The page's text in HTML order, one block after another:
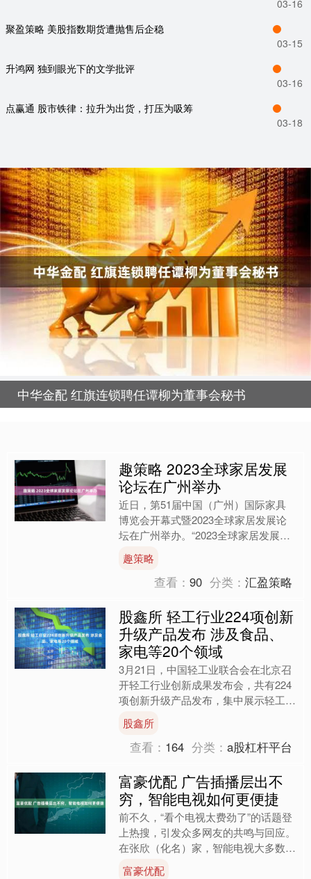
03-16
聚盈策略 美股指数期货遭抛售后企稳
03-15
升鸿网 独到眼光下的文学批评
03-16
点赢通 股市铁律：拉升为出货，打压为吸筹
03-18
中华金配 红旗连锁聘任谭柳为董事会秘书
趣策略 2023全球家居发展
论坛在广州举办
近日，第51届中国（广州）国际家具
博览会开幕式暨2023全球家居发展论
坛在广州举办。“2023全球家居发展论
坛”旨在把握家居产业创新和消费创新
双提升的时代机遇，....
趣策略
查看：90 分类：汇盈策略
股鑫所 轻工行业224项创新
升级产品发布 涉及食品、
家电等20个领域
3月21日，中国轻工业联合会在北京召
开轻工行业创新成果发布会，共有224
项创新升级产品发布，集中展示轻工业
创新丰富消费品供给的最新成果，以优
质供给助力消费升级，....
股鑫所
查看： 164 分类：a股杠杆平台
富豪优配 广告插播层出不
穷，智能电视如何更便捷
前不久，“看个电视太费劲了”的话题登
上热搜，引发众多网友的共鸣与回应。
在张欣（化名）家，智能电视大多数时
间都是一台“闲置电器”。她开电视机的
富豪优配